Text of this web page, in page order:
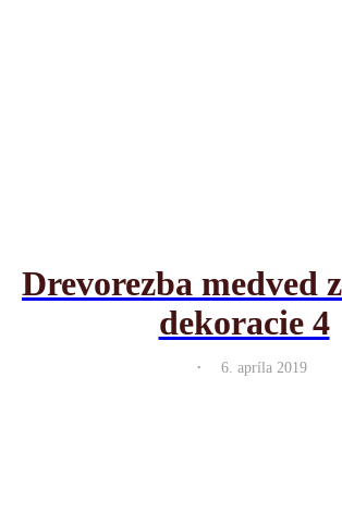
Drevorezba medved
dekoracie 4
. 6. apríla 2019